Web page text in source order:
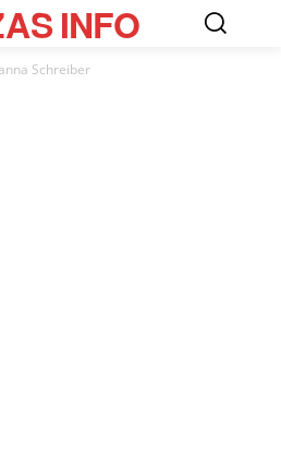
INFO
Schreiber